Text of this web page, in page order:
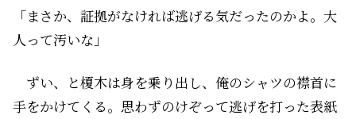
「まさか、証拠がなければ逃げる気だったのかよ。大
人って汚いな」
ずい、と榎木は身を乗り出し、俺のシャツの襟首に
手をかけてくる。思わずのけぞって逃げを打った表紙